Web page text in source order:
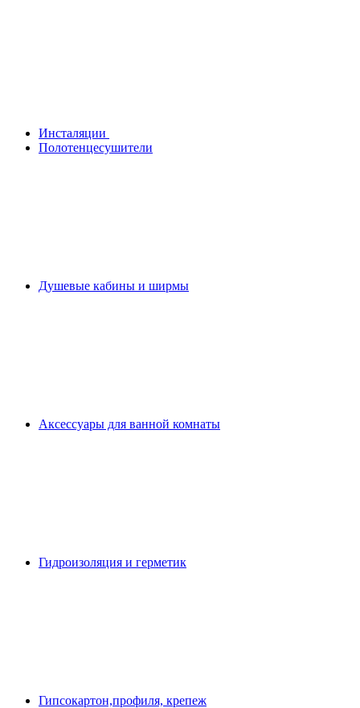
Инсталяции
Полотенцесушители
Душевые кабины и ширмы
Аксессуары для ванной комнаты
Гидроизоляция и герметик
Гипсокартон,профиля, крепеж